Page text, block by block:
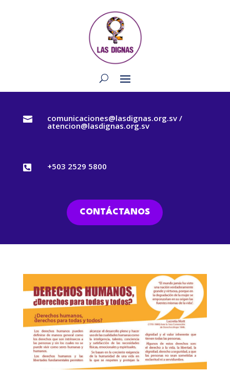
 comunicaciones@lasdignas.org.sv /
atencion@lasdignas.org.sv
 +503 2529 5800
CONTÁCTANOS